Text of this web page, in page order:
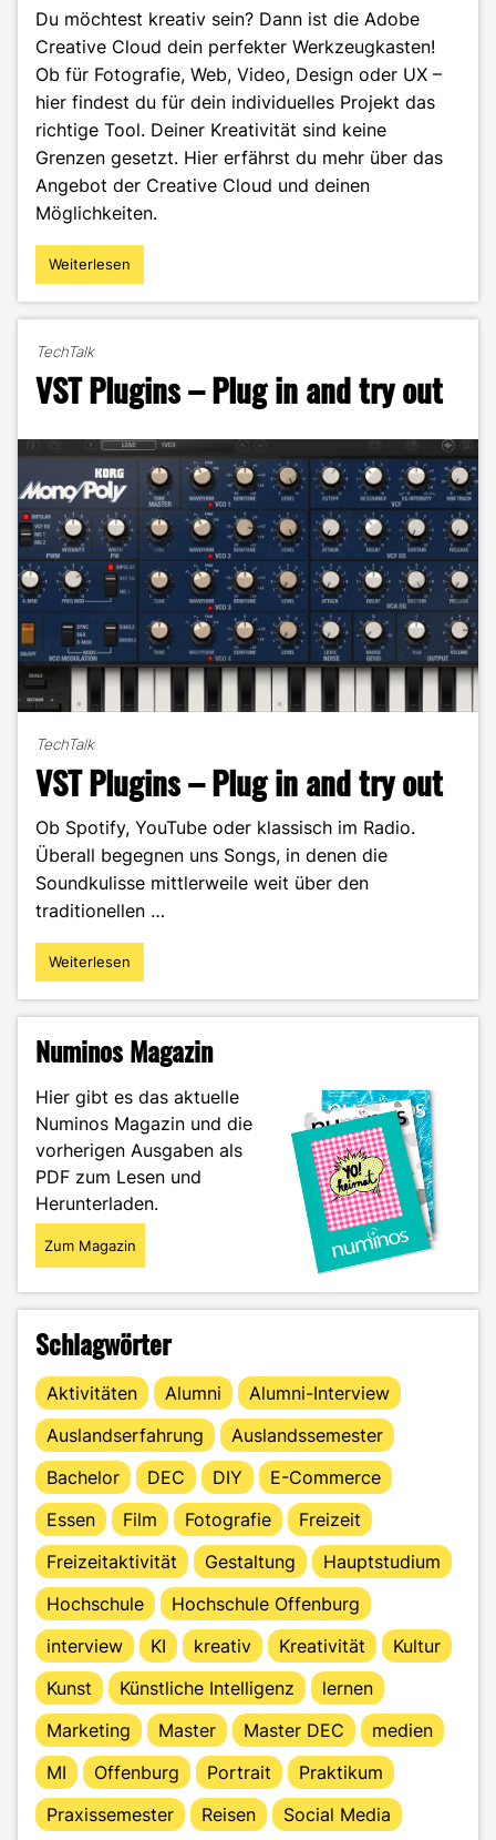
Du möchtest kreativ sein? Dann ist die Adobe
Creative Cloud dein perfekter Werkzeugkasten!
Ob für Fotografie, Web, Video, Design oder UX –
hier findest du für dein individuelles Projekt das
richtige Tool. Deiner Kreativität sind keine
Grenzen gesetzt. Hier erfährst du mehr über das
Angebot der Creative Cloud und deinen
Möglichkeiten.
"Adobe
Creative
der
Allrounder
in
Medienbranche"
Weiterlesen
TechTalk
VST Plugins – Plug in and try out
TechTalk
VST Plugins – Plug in and try out
Ob Spotify, YouTube oder klassisch im Radio.
Überall begegnen uns Songs, in denen die
Soundkulisse mittlerweile weit über den
traditionellen …
"VST
Plugins
in
try
out"
Weiterlesen
Numinos Magazin
Hier gibt es das aktuelle
Numinos Magazin und die
vorherigen Ausgaben als
PDF zum Lesen und
Herunterladen.
Zum Magazin
Schlagwörter
Aktivitäten Alumni
Alumni-Interview
Auslandserfahrung
Auslandssemester
Bachelor
DEC DIY
E-Commerce
Essen
Film Fotografie
Freizeit
Freizeitaktivität
Gestaltung
Hauptstudium
Hochschule
Hochschule Offenburg
interview
KI kreativ Kreativität
Kultur
Kunst
Künstliche Intelligenz
lernen
Marketing
Master Master DEC
medien
MI
Offenburg Portrait
Praktikum
Praxissemester
Reisen Social Media